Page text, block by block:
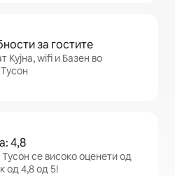
за гостите
Кујна, wifi и Базен во
4,8
се високо оценети од
од 4,8 од 5!